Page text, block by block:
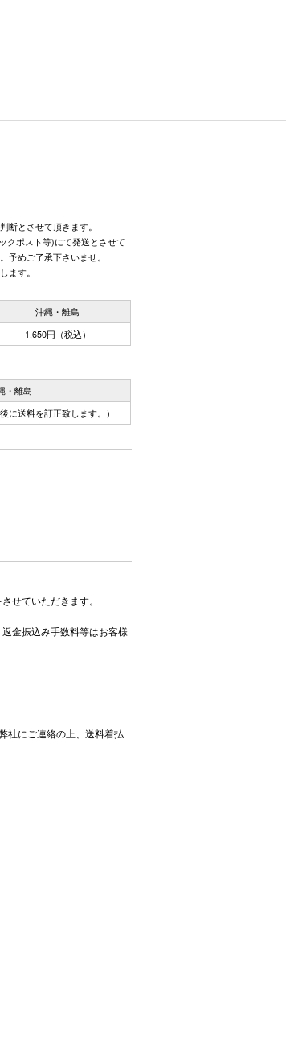
断とさせて頂きます。
クポスト等)にて発送とさせて
予めご了承下さいませ。
ます。
沖縄・離島
1,650円（税込）
・離島
に送料を訂正致します。）
せていただきます。
金振込み手数料等はお客様
社にご連絡の上、送料着払